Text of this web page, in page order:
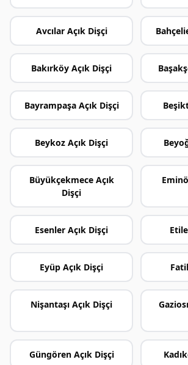
Avcılar Açık Dişçi
Bakırköy Açık Dişçi
Bayrampaşa Açık Dişçi
Beykoz Açık Dişçi
Büyükçekmece Açık
Dişçi
Esenler Açık Dişçi
Eyüp Açık Dişçi
Nişantaşı Açık Dişçi
Güngören Açık Dişçi